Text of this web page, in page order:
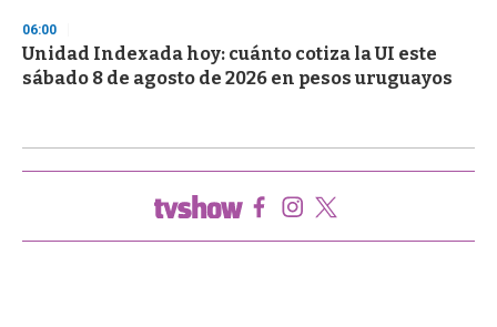
06:00
Unidad Indexada hoy: cuánto cotiza la UI este
sábado 8 de agosto de 2026 en pesos uruguayos